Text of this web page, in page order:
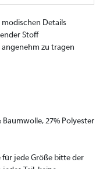
modischen Details
Stoff
zu tragen
27% Polyester
für jede Größe bitte der